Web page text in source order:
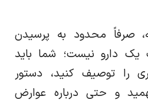
صرفاً محدود به پرسیدن
دارو نیست؛ شما باید
را توصیف کنید، دستور
و حتی درباره عوارض